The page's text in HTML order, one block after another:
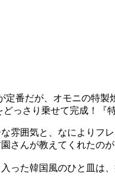
番だが、オモニの特
っさり乗せて完成！『特
雰囲気と、なにより
さんが教えてくれたの
った韓国風のひと皿